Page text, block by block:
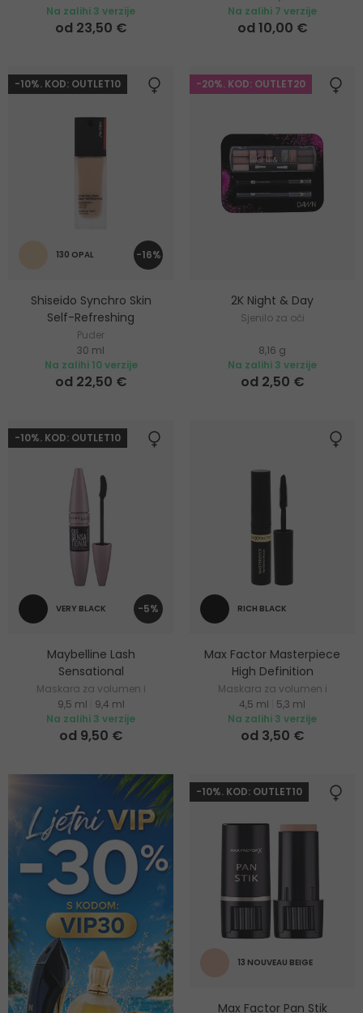
Na zalihi 3 verzije
od 23,50 €
trepavica
Na zalihi 7 verzije
od 10,00 €
-10%. KOD: OUTLET10
-16%
130 OPAL
Shiseido Synchro Skin
Self-Refreshing
Puder
30 ml
Na zalihi 10 verzije
od 22,50 €
-20%. KOD: OUTLET20
2K Night & Day
Sjenilo za oči
8,16 g
Na zalihi 3 verzije
od 2,50 €
-10%. KOD: OUTLET10
-5%
VERY BLACK
Maybelline Lash
Sensational
Maskara za volumen i
produljenje trepavica
9,5 ml
9,4 ml
Na zalihi 3 verzije
od 9,50 €
RICH BLACK
Max Factor Masterpiece
High Definition
Maskara za volumen i
definiranje trepavica
4,5 ml
5,3 ml
Na zalihi 3 verzije
od 3,50 €
-10%. KOD: OUTLET10
13 NOUVEAU BEIGE
Max Factor Pan Stik